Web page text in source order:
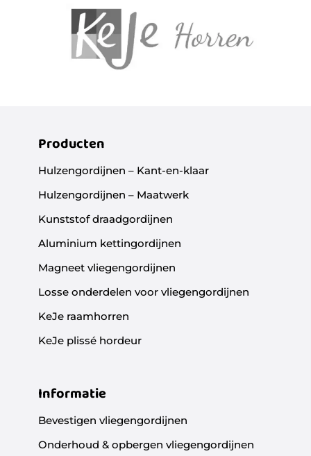
Producten
Hulzengordijnen – Kant-en-klaar
Hulzengordijnen – Maatwerk
Kunststof draadgordijnen
Aluminium kettingordijnen
Magneet vliegengordijnen
Losse onderdelen voor vliegengordijnen
KeJe raamhorren
KeJe plissé hordeur
Informatie
Bevestigen vliegengordijnen
Onderhoud & opbergen vliegengordijnen